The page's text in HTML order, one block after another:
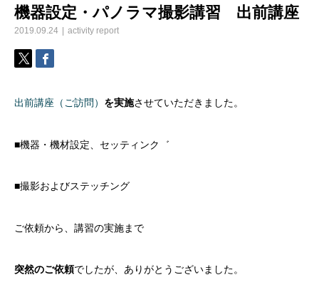
機器設定・パノラマ撮影講習 出前講座
2019.09.24 activity report
出前講座（ご訪問） を実施させていただきました。
■機器・機材設定、セッティンク゛
■撮影およびステッチング
ご依頼から、講習の実施まで
突然のご依頼でしたが、ありがとうございました。